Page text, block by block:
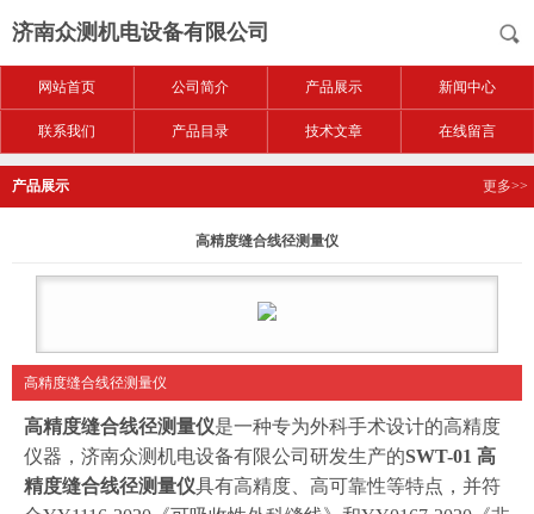
济南众测机电设备有限公司
网站首页 公司简介 产品展示 新闻中心
联系我们 产品目录 技术文章 在线留言
产品展示 更多>>
高精度缝合线径测量仪
高精度缝合线径测量仪
高精度缝合线径测量仪是一种专为外科手术设计的高精度
仪器，济南众测机电设备有限公司研发生产的SWT-01 高
精度缝合线径测量仪具有高精度、高可靠性等特点，并符